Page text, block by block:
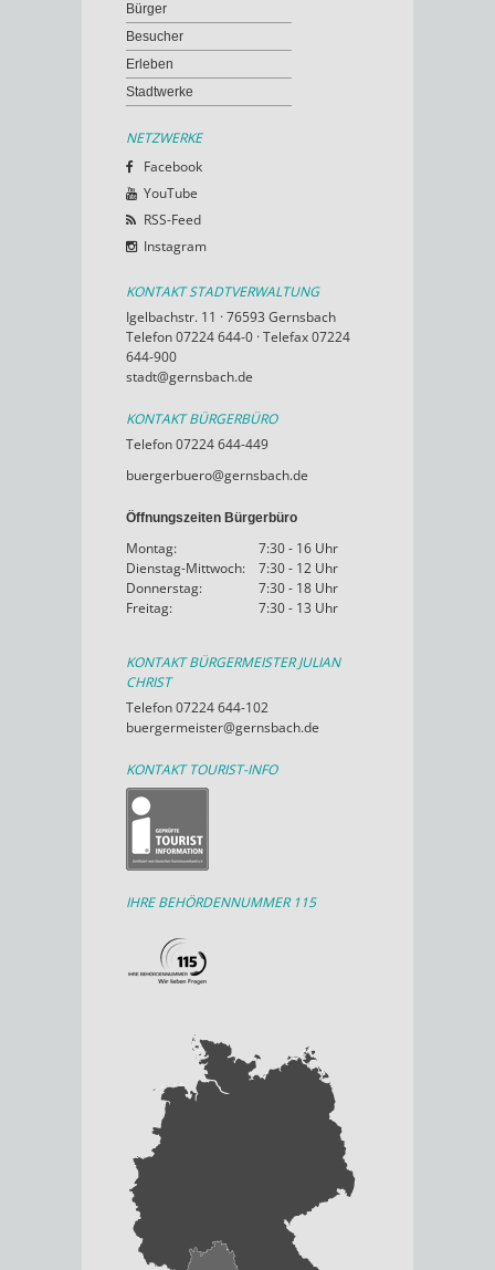
Bürger
Besucher
Erleben
Stadtwerke
NETZWERKE
Facebook
YouTube
RSS-Feed
Instagram
KONTAKT STADTVERWALTUNG
Igelbachstr. 11 · 76593 Gernsbach
Telefon 07224 644-0 · Telefax 07224
644-900
stadt@gernsbach.de
KONTAKT BÜRGERBÜRO
Telefon 07224 644-449
buergerbuero@gernsbach.de
Öffnungszeiten Bürgerbüro
Montag:
7:30 - 16 Uhr
Dienstag-Mittwoch:
7:30 - 12 Uhr
Donnerstag:
7:30 - 18 Uhr
Freitag:
7:30 - 13 Uhr
KONTAKT BÜRGERMEISTER JULIAN
CHRIST
Telefon 07224 644-102
buergermeister@gernsbach.de
KONTAKT TOURIST-INFO
IHRE BEHÖRDENNUMMER 115